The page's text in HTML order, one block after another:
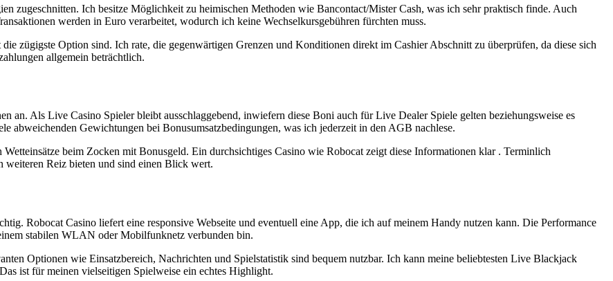
zugeschnitten. Ich besitze Möglichkeit zu heimischen Methoden wie Bancontact/Mister Cash, was ich sehr praktisch finde. Auch
werden in Euro verarbeitet, wodurch ich keine Wechselkursgebühren fürchten muss.
zügigste Option sind. Ich rate, die gegenwärtigen Grenzen und Konditionen direkt im Cashier Abschnitt zu überprüfen, da diese sich
allgemein beträchtlich.
an. Als Live Casino Spieler bleibt ausschlaggebend, inwiefern diese Boni auch für Live Dealer Spiele gelten beziehungsweise es
abweichenden Gewichtungen bei Bonusumsatzbedingungen, was ich jederzeit in den AGB nachlese.
beim Zocken mit Bonusgeld. Ein durchsichtiges Casino wie Robocat zeigt diese Informationen klar . Terminlich
Reiz bieten und sind einen Blick wert.
Robocat Casino liefert eine responsive Webseite und eventuell eine App, die ich auf meinem Handy nutzen kann. Die Performance
stabilen WLAN oder Mobilfunknetz verbunden bin.
Optionen wie Einsatzbereich, Nachrichten und Spielstatistik sind bequem nutzbar. Ich kann meine beliebtesten Live Blackjack
ist für meinen vielseitigen Spielweise ein echtes Highlight.